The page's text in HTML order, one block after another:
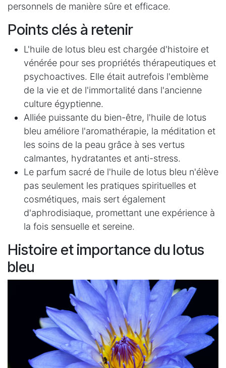
personnels de manière sûre et efficace.
Points clés à retenir
L'huile de lotus bleu est chargée d'histoire et
vénérée pour ses propriétés thérapeutiques et
psychoactives. Elle était autrefois l'emblème
de la vie et de l'immortalité dans l'ancienne
culture égyptienne.
Alliée puissante du bien-être, l'huile de lotus
bleu améliore l'aromathérapie, la méditation et
les soins de la peau grâce à ses vertus
calmantes, hydratantes et anti-stress.
Le parfum sacré de l'huile de lotus bleu n'élève
pas seulement les pratiques spirituelles et
cosmétiques, mais sert également
d'aphrodisiaque, promettant une expérience à
la fois sensuelle et sereine.
Histoire et importance du lotus
bleu